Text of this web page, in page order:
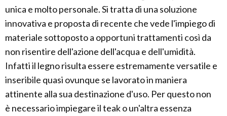
unica e molto personale. Si tratta di una soluzione
innovativa e proposta di recente che vede l'impiego di
materiale sottoposto a opportuni trattamenti così da
non risentire dell'azione dell'acqua e dell'umidità.
Infatti il legno risulta essere estremamente versatile e
inseribile quasi ovunque se lavorato in maniera
attinente alla sua destinazione d'uso. Per questo non
è necessario impiegare il teak o un'altra essenza